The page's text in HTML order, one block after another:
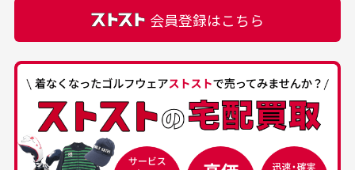
30代男性 50代男性
カートの有効時間はありますか？
は自動的にカート内の商品が削除されますのでご注意
下さい。
お気に入り機能をご利用下さい。
ある場合もございます。
経年劣化について
当店では商品の管理には細心の注意を払っておりま
すが、経年により素材の劣化やパーツの強度低下が
会員登録はこちら